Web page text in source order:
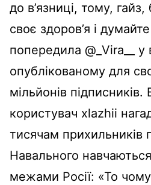
до в’язниці, тому,
своє здоров’я і
попередила @_Vira__ у
опублікованому для
мільйонів
користувач xlazhii
тисячам прихильників
Навального навчаються
межами Росії: «То